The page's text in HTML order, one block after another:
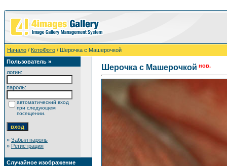
Начало / КотоФото / Шерочка с Машерочкой
Пользователь »
логин:
пароль:
автоматический вход
при следующем
посещении.
» Забыл пароль
» Регистрация
Случайное изображение
Шерочка с Машерочкой нов.